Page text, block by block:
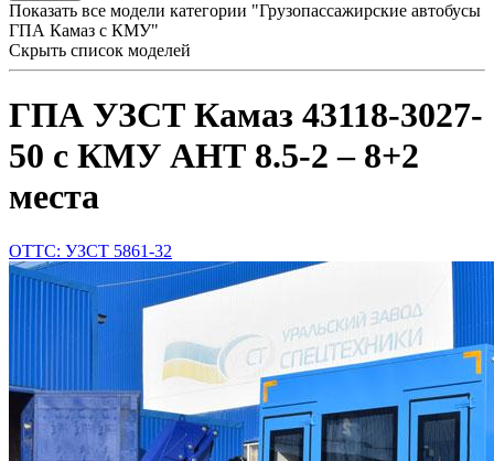
Показать все модели категории "Грузопассажирские автобусы
ГПА Камаз с КМУ"
Скрыть список моделей
ГПА УЗСТ Камаз 43118-3027-
50 с КМУ АНТ 8.5-2 – 8+2
места
ОТТС: УЗСТ 5861-32